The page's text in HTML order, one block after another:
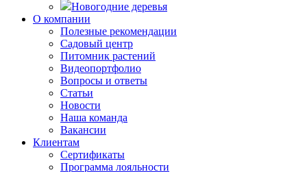
Новогодние деревья
О компании
Полезные рекомендации
Садовый центр
Питомник растений
Видеопортфолио
Вопросы и ответы
Статьи
Новости
Наша команда
Вакансии
Клиентам
Сертификаты
Программа лояльности